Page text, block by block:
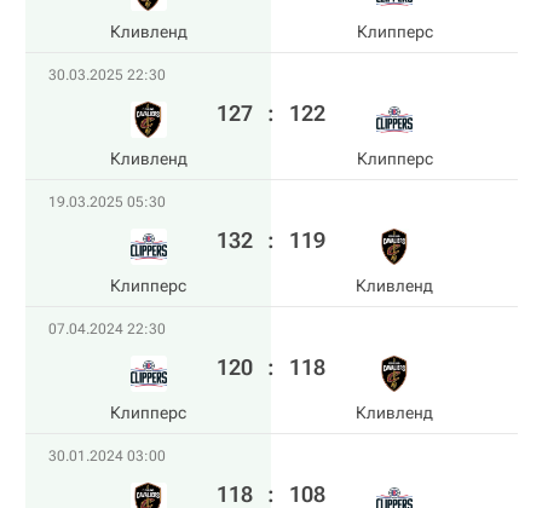
Кливленд Клипперс
30.03.2025 22:30
Кливленд
127 : 122
Клипперс
19.03.2025 05:30
Клипперс
132 : 119
Кливленд
07.04.2024 22:30
Клипперс
120 : 118
Кливленд
30.01.2024 03:00
118 : 108